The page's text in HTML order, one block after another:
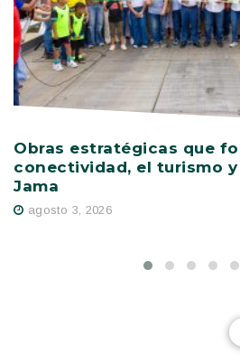
Obras estratégicas que
conectividad, el turismo
Jama
agosto 3, 2026